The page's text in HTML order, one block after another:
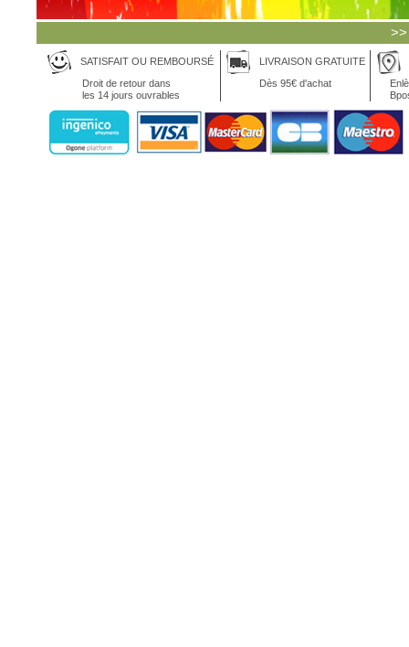
SATISFAIT OU REMBOURSÉ
Droit de retour dans
les 14 jours ouvrables
LIVRAISON GRATUITE
Dès 95€ d'achat